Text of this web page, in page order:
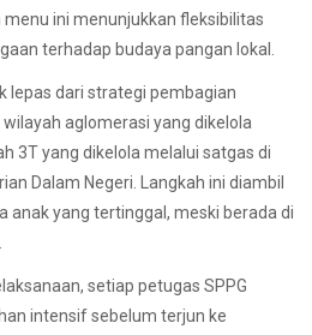
ini menunjukkan fleksibilitas
terhadap budaya pangan lokal.
lepas dari strategi pembagian
aglomerasi yang dikelola
3T yang dikelola melalui satgas di
Dalam Negeri. Langkah ini diambil
anak yang tertinggal, meski berada di
setiap petugas SPPG
intensif sebelum terjun ke